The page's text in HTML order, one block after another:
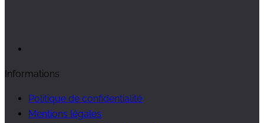
Informations
Politique de confidentialité
Mentions légales